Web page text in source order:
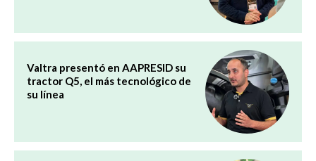
Valtra presentó en AAPRESID su
tractor Q5, el más tecnológico de
su línea